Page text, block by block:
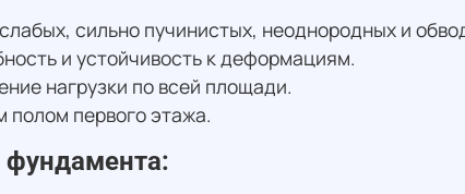
сильно пучинистых, неоднородных и
и устойчивость к деформациям.
нагрузки по всей площади.
первого этажа.
фундамента: